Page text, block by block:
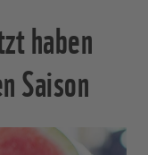
haben
Saison